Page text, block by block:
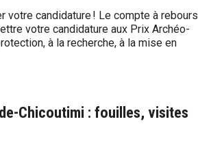
votre candidature ! Le compte à rebours
votre candidature aux Prix Archéo-
à la recherche, à la mise en
Chicoutimi : fouilles, visites